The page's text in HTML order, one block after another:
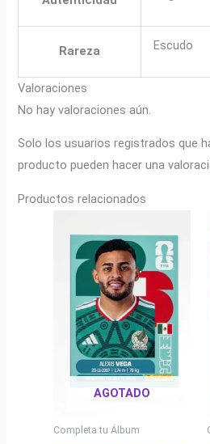
Rareza Escudo
Valoraciones
No hay valoraciones aún.
Solo los usuarios registrados que
producto pueden hacer una
Productos relacionados
AGOTADO
Completa tu Álbum